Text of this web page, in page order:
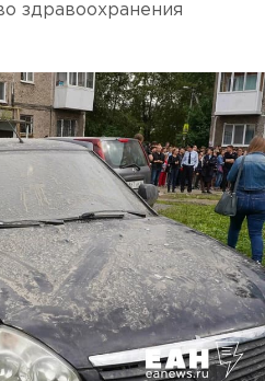
здравоохранения